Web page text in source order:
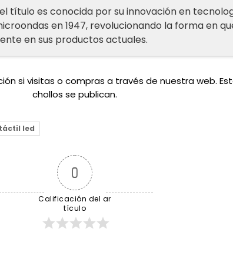
título es conocida por su innovación en
en 1947, revolucionando la forma en
en sus productos actuales.
si visitas o compras a través de nuestra web.
chollos se publican.
táctil led
0
Calificación del ar
tículo